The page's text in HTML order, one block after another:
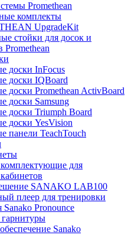
Promethean
комплекты
UpgradeKit
стойки для досок и
Promethean
доски InFocus
доски IQBoard
доски Promethean ActivBoard
доски Samsung
доски Triumph Board
доски YesVision
панели TeachTouch
для
SANAKO LAB100
плеер для тренировки
Pronounce
Sanako